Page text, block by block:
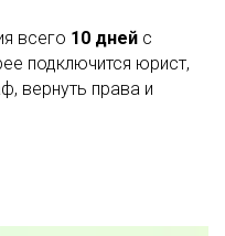
всего 10 дней с
подключится юрист,
вернуть права и